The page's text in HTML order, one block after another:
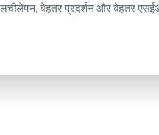
लचीलेपन, बेहतर प्रदर्शन और बेहतर